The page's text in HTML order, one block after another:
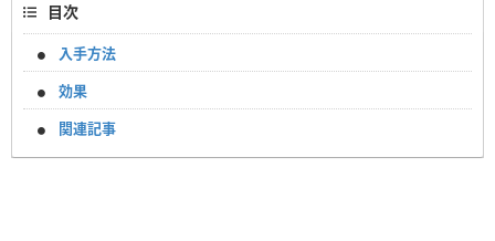
目次
入手方法
効果
関連記事